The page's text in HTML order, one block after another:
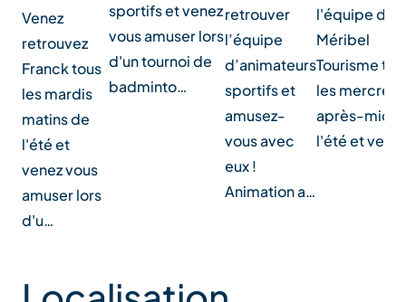
Venez
retrouvez
Franck tous
les mardis
matins de
l'été et
venez vous
amuser lors
d'u…
sportifs et venez
vous amuser lors
d'un tournoi de
badminto…
retrouver
l’équipe
d’animateurs
sportifs et
amusez-
vous avec
eux !
Animation a…
l'équipe de
Méribel
Tourisme
les mercredi
après-midi
l'été et